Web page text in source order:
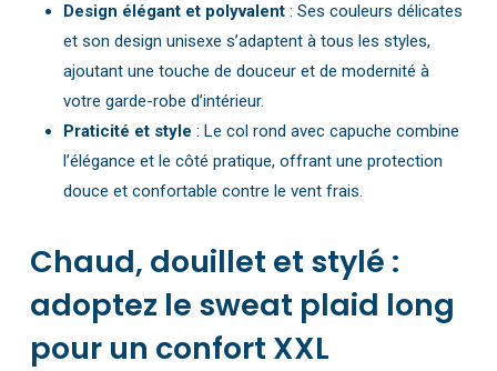
Design élégant et polyvalent: Ses couleurs délicates
et son design unisexe s’adaptent à tous les styles,
ajoutant une touche de douceur et de modernité à
votre garde-robe d’intérieur.
Praticité et style : Le col rond avec capuche combine
l’élégance et le côté pratique, offrant une protection
douce et confortable contre le vent frais.
Chaud, douillet et stylé :
adoptez le sweat plaid long
pour un confort XXL